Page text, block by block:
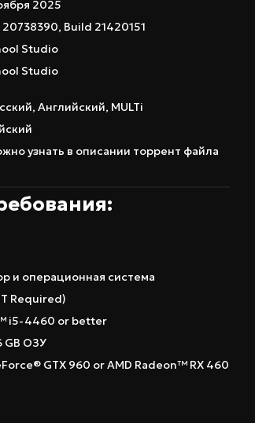
2025
Build 21420151
Studio
Studio
, Английский, MULTi
узнать в описании торрент файла
и операционная система
Required)
i5-4460 or better
GB ОЗУ
GTX 960 or AMD Radeon™ RX 460